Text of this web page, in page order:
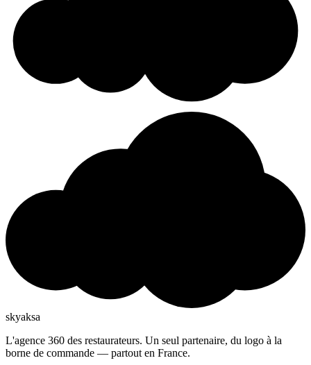
skyaksa
L'agence 360 des restaurateurs. Un seul partenaire, du logo à la
borne de commande — partout en France.